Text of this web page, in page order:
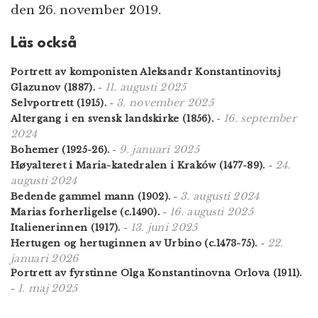
den 26. november 2019.
Läs också
Portrett av komponisten Aleksandr Konstantinovitsj
Glazunov (1887).- 11. augusti 2025
Selvportrett (1915). - 3. november 2025
Altergang i en svensk landskirke (1856). - 16. september
2024
Bohemer (1925-26). - 9. januari 2025
Høyalteret i Maria-katedralen i Kraków (1477-89). - 24.
augusti 2024
Bedende gammel mann (1902). - 3. augusti 2024
Marias forherligelse (c.1490). - 16. augusti 2025
Italienerinnen (1917). - 13. juni 2025
Hertugen og hertuginnen av Urbino (c.1473-75). - 22.
januari 2026
Portrett av fyrstinne Olga Konstantinovna Orlova (1911).
- 1. maj 2025